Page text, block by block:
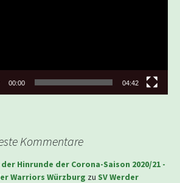
00:00 04:42
Kommentare
Hinrunde der Corona-Saison 2020/21 -
Warriors Würzburg zu SV Werder